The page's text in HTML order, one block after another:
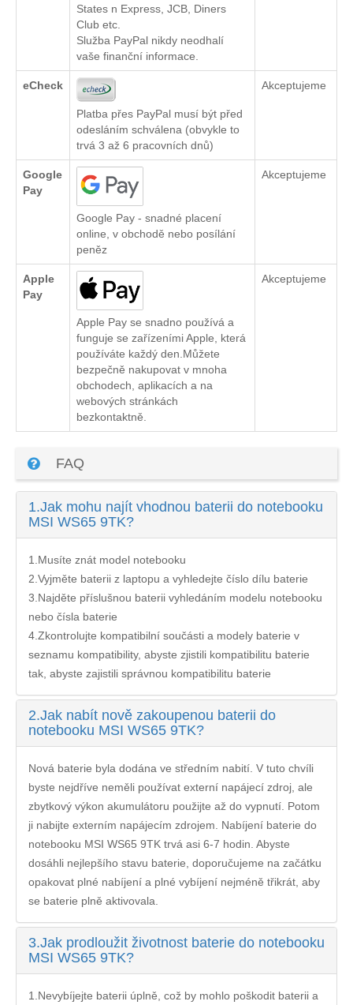
States n Express, JCB, Diners
Club etc.
Služba PayPal nikdy neodhalí
vaše finanční informace.
eCheck
Platba přes PayPal musí být před
odesláním schválena (obvykle to
trvá 3 až 6 pracovních dnů)
Akceptujeme
Google
Pay
Google Pay - snadné placení
online, v obchodě nebo posílání
peněz
Akceptujeme
Apple
Pay
Apple Pay se snadno používá a
funguje se zařízeními Apple, která
používáte každý den.Můžete
bezpečně nakupovat v mnoha
obchodech, aplikacích a na
webových stránkách
bezkontaktně.
Akceptujeme
FAQ
1.Jak mohu najít vhodnou baterii do notebooku
MSI WS65 9TK?
1.Musíte znát model notebooku
2.Vyjměte baterii z laptopu a vyhledejte číslo dílu baterie
3.Najděte příslušnou baterii vyhledáním modelu notebooku
nebo čísla baterie
4.Zkontrolujte kompatibilní součásti a modely baterie v
seznamu kompatibility, abyste zjistili kompatibilitu baterie
tak, abyste zajistili správnou kompatibilitu baterie
2.Jak nabít nově zakoupenou baterii do
notebooku MSI WS65 9TK?
Nová baterie byla dodána ve středním nabití. V tuto chvíli
byste nejdříve neměli používat externí napájecí zdroj, ale
zbytkový výkon akumulátoru použijte až do vypnutí. Potom
ji nabijte externím napájecím zdrojem. Nabíjení baterie do
notebooku MSI WS65 9TK trvá asi 6-7 hodin. Abyste
dosáhli nejlepšího stavu baterie, doporučujeme na začátku
opakovat plné nabíjení a plné vybíjení nejméně třikrát, aby
se baterie plně aktivovala.
3.Jak prodloužit životnost baterie do notebooku
MSI WS65 9TK?
1.Nevybíjejte baterii úplně, což by mohlo poškodit baterii a